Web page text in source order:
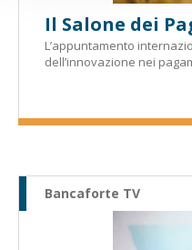
Il Salone dei
L’appuntamento
dell’innovazione nei
Bancaforte TV